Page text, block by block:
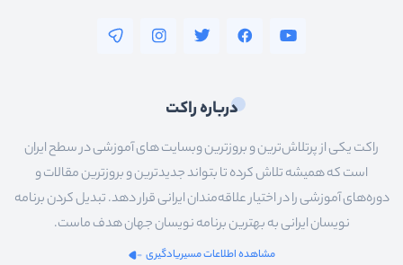
درباره راکت
راکت یکی از پرتلاش‌ترین و بروزترین وبسایت های آموزشی در سطح ایران
است که همیشه تلاش کرده تا بتواند جدیدترین و بروزترین مقالات و
دوره‌های آموزشی را در اختیار علاقه‌مندان ایرانی قرار دهد. تبدیل کردن برنامه
نویسان ایرانی به بهترین برنامه نویسان جهان هدف ماست.
مشاهده اطلاعات مسیریادگیری